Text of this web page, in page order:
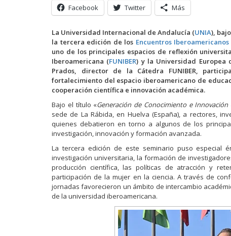
Facebook Twitter Más
La Universidad Internacional de Andalucía (UNIA),
la tercera edición de los Encuentros
uno de los principales espacios de reflexión
Iberoamericana (FUNIBER) y la Universidad Europea
Prados, director de la Cátedra FUNIBER,
fortalecimiento del espacio iberoamericano de
cooperación científica e innovación académica.
Bajo el título «Generación de Conocimiento e
sede de La Rábida, en Huelva (España), a rectores,
quienes debatieron en torno a algunos de los
investigación, innovación y formación avanzada.
La tercera edición de este seminario puso especial
investigación universitaria, la formación de
producción científica, las políticas de atracción y
participación de la mujer en la ciencia. A través de
jornadas favorecieron un ámbito de intercambio
de la universidad iberoamericana.